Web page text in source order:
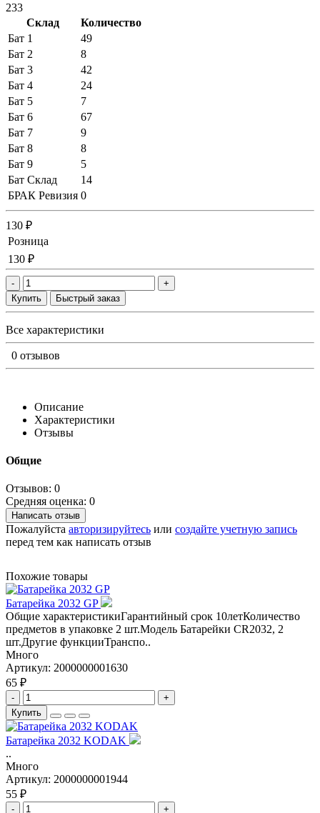
233
Склад
Количество
Бат 1
49
Бат 2
8
Бат 3
42
Бат 4
24
Бат 5
7
Бат 6
67
Бат 7
9
Бат 8
8
Бат 9
5
Бат Склад
14
БРАК Ревизия 0
130 ₽
Розница
130 ₽
-
+
Купить
Быстрый заказ
Все характеристики
0 отзывов
Описание
Характеристики
Отзывы
Общие
Отзывов: 0
Средняя оценка: 0
Написать отзыв
Пожалуйста авторизируйтесь или создайте учетную запись
перед тем как написать отзыв
Похожие товары
Батарейка 2032 GP
Общие характеристикиГарантийный срок 10летКоличество
предметов в упаковке 2 шт.Модель Батарейки CR2032, 2
шт.Другие функцииТранспо..
Много
Артикул: 2000000001630
65 ₽
-
+
Купить
Батарейка 2032 KODAK
..
Много
Артикул: 2000000001944
55 ₽
-
+